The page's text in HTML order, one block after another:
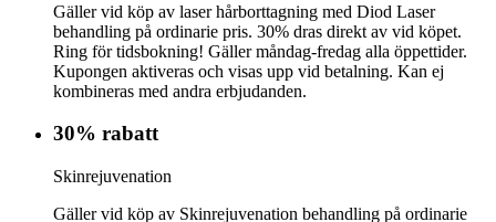
Gäller vid köp av laser hårborttagning med Diod Laser
behandling på ordinarie pris. 30% dras direkt av vid köpet.
Ring för tidsbokning! Gäller måndag-fredag alla öppettider.
Kupongen aktiveras och visas upp vid betalning. Kan ej
kombineras med andra erbjudanden.
30% rabatt
Skinrejuvenation
Gäller vid köp av Skinrejuvenation behandling på ordinarie